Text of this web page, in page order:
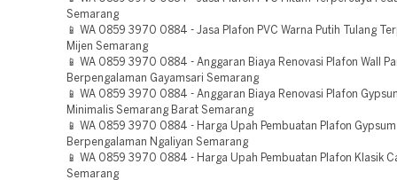
Semarang
📱 WA 0859 3970 0884 - Jasa Plafon PVC Warna Putih Tulang
Mijen Semarang
📱 WA 0859 3970 0884 - Anggaran Biaya Renovasi Plafon Wall
Berpengalaman Gayamsari Semarang
📱 WA 0859 3970 0884 - Anggaran Biaya Renovasi Plafon
Minimalis Semarang Barat Semarang
📱 WA 0859 3970 0884 - Harga Upah Pembuatan Plafon
Berpengalaman Ngaliyan Semarang
📱 WA 0859 3970 0884 - Harga Upah Pembuatan Plafon Klasik
Semarang